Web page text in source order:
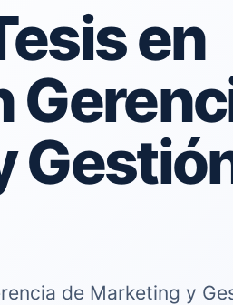
en
de Marketing y